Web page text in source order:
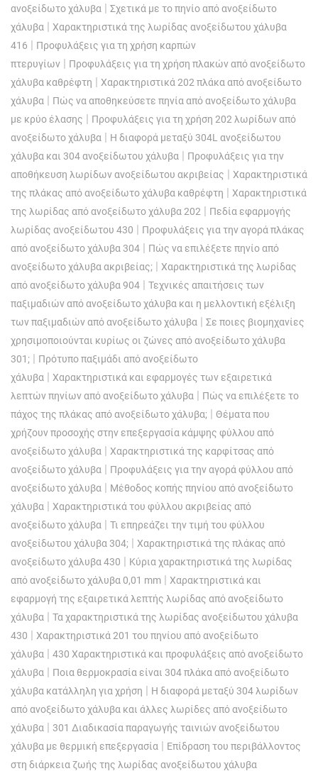
ανοξείδωτο χάλυβα | Σχετικά με το πηνίο από ανοξείδωτο
χάλυβα | Χαρακτηριστικά της λωρίδας ανοξείδωτου χάλυβα
416 | Προφυλάξεις για τη χρήση καρπών
πτερυγίων | Προφυλάξεις για τη χρήση πλακών από ανοξείδωτο
χάλυβα καθρέφτη | Χαρακτηριστικά 202 πλάκα από ανοξείδωτο
χάλυβα | Πώς να αποθηκεύσετε πηνία από ανοξείδωτο χάλυβα
με κρύο έλασης | Προφυλάξεις για τη χρήση 202 λωρίδων από
ανοξείδωτο χάλυβα | Η διαφορά μεταξύ 304L ανοξείδωτου
χάλυβα και 304 ανοξείδωτου χάλυβα | Προφυλάξεις για την
αποθήκευση λωρίδων ανοξείδωτου ακριβείας | Χαρακτηριστικά
της πλάκας από ανοξείδωτο χάλυβα καθρέφτη | Χαρακτηριστικά
της λωρίδας από ανοξείδωτο χάλυβα 202 | Πεδία εφαρμογής
λωρίδας ανοξείδωτου 430 | Προφυλάξεις για την αγορά πλάκας
από ανοξείδωτο χάλυβα 304 | Πώς να επιλέξετε πηνίο από
ανοξείδωτο χάλυβα ακριβείας; | Χαρακτηριστικά της λωρίδας
από ανοξείδωτο χάλυβα 904 | Τεχνικές απαιτήσεις των
παξιμαδιών από ανοξείδωτο χάλυβα και η μελλοντική εξέλιξη
των παξιμαδιών από ανοξείδωτο χάλυβα | Σε ποιες βιομηχανίες
χρησιμοποιούνται κυρίως οι ζώνες από ανοξείδωτο χάλυβα
301; | Πρότυπο παξιμάδι από ανοξείδωτο
χάλυβα | Χαρακτηριστικά και εφαρμογές των εξαιρετικά
λεπτών πηνίων από ανοξείδωτο χάλυβα | Πώς να επιλέξετε το
πάχος της πλάκας από ανοξείδωτο χάλυβα; | Θέματα που
χρήζουν προσοχής στην επεξεργασία κάμψης φύλλου από
ανοξείδωτο χάλυβα | Χαρακτηριστικά της καρφίτσας από
ανοξείδωτο χάλυβα | Προφυλάξεις για την αγορά φύλλου από
ανοξείδωτο χάλυβα | Μέθοδος κοπής πηνίου από ανοξείδωτο
χάλυβα | Χαρακτηριστικά του φύλλου ακριβείας από
ανοξείδωτο χάλυβα | Τι επηρεάζει την τιμή του φύλλου
ανοξείδωτου χάλυβα 304; | Χαρακτηριστικά της πλάκας από
ανοξείδωτο χάλυβα 430 | Κύρια χαρακτηριστικά της λωρίδας
από ανοξείδωτο χάλυβα 0,01 mm | Χαρακτηριστικά και
εφαρμογή της εξαιρετικά λεπτής λωρίδας από ανοξείδωτο
χάλυβα | Τα χαρακτηριστικά της λωρίδας ανοξείδωτου χάλυβα
430 | Χαρακτηριστικά 201 του πηνίου από ανοξείδωτο
χάλυβα | 430 Χαρακτηριστικά και προφυλάξεις από ανοξείδωτο
χάλυβα | Ποια θερμοκρασία είναι 304 πλάκα από ανοξείδωτο
χάλυβα κατάλληλη για χρήση | Η διαφορά μεταξύ 304 λωρίδων
από ανοξείδωτο χάλυβα και άλλες λωρίδες από ανοξείδωτο
χάλυβα | 301 Διαδικασία παραγωγής ταινιών ανοξείδωτου
χάλυβα με θερμική επεξεργασία | Επίδραση του περιβάλλοντος
στη διάρκεια ζωής της λωρίδας ανοξείδωτου χάλυβα